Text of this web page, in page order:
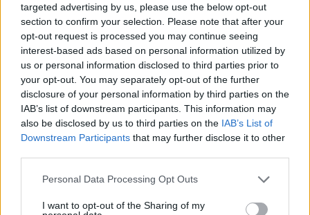
targeted advertising by us, please use the below opt-out
section to confirm your selection. Please note that after your
opt-out request is processed you may continue seeing
interest-based ads based on personal information utilized by
us or personal information disclosed to third parties prior to
your opt-out. You may separately opt-out of the further
disclosure of your personal information by third parties on the
IAB’s list of downstream participants. This information may
also be disclosed by us to third parties on the IAB’s List of
Downstream Participants that may further disclose it to other
Please note that this website/app uses one or more Google
not limited to your visit or usage behaviour. You may click to
Personal Data Processing Opt Outs
I want to opt-out of the Sharing of my
MAGYAR ÉPÍTŐK
Aktuális